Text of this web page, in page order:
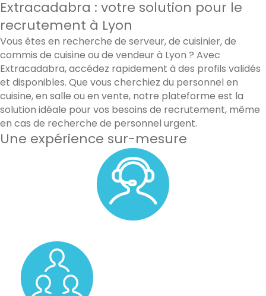
Extracadabra : votre solution pour le
recrutement à Lyon
Vous êtes en recherche de serveur, de cuisinier, de
commis de cuisine ou de vendeur à Lyon ? Avec
Extracadabra, accédez rapidement à des profils validés
et disponibles. Que vous cherchiez du personnel en
cuisine, en salle ou en vente, notre plateforme est la
solution idéale pour vos besoins de recrutement, même
en cas de recherche de personnel urgent.
Une expérience sur-mesure